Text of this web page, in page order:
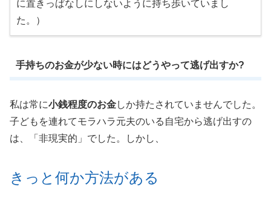
に置きっぱなしにしないように持ち歩いていまし
た。）
手持ちのお金が少ない時にはどうやって逃げ出すか?
私は常に小銭程度のお金しか持たされていませんでした。
子どもを連れてモラハラ元夫のいる自宅から逃げ出すの
は、「非現実的」でした。しかし、
きっと何か方法がある